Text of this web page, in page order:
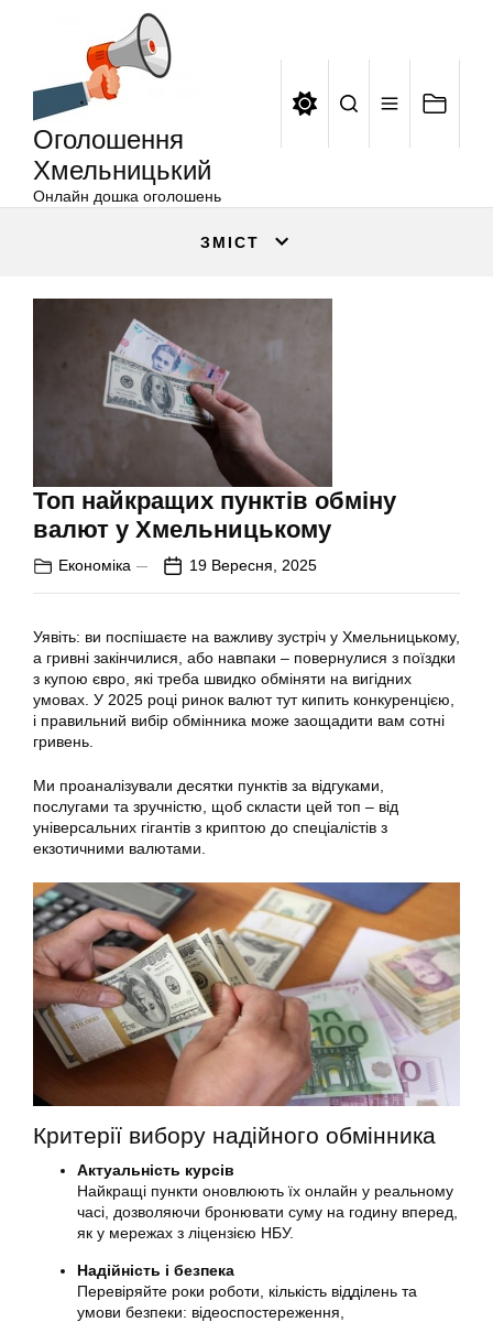
Оголошення
Хмельницький
Онлайн дошка оголошень
ЗМІСТ
Топ найкращих пунктів обміну
валют у Хмельницькому
Економіка 19 Вересня, 2025
Уявіть: ви поспішаєте на важливу зустріч у Хмельницькому,
а гривні закінчилися, або навпаки – повернулися з поїздки
з купою євро, які треба швидко обміняти на вигідних
умовах. У 2025 році ринок валют тут кипить конкуренцією,
і правильний вибір обмінника може заощадити вам сотні
гривень.
Ми проаналізували десятки пунктів за відгуками,
послугами та зручністю, щоб скласти цей топ – від
універсальних гігантів з криптою до спеціалістів з
екзотичними валютами.
Критерії вибору надійного обмінника
Актуальність курсів
Найкращі пункти оновлюють їх онлайн у реальному
часі, дозволяючи бронювати суму на годину вперед,
як у мережах з ліцензією НБУ.
Надійність і безпека
Перевіряйте роки роботи, кількість відділень та
умови безпеки: відеоспостереження,